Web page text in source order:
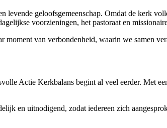
levende geloofsgemeenschap. Omdat de kerk
voorzieningen, het pastoraat en
van verbondenheid, waarin we samen
Actie Kerkbalans begint al veel eerder. Met
en uitnodigend, zodat iedereen zich